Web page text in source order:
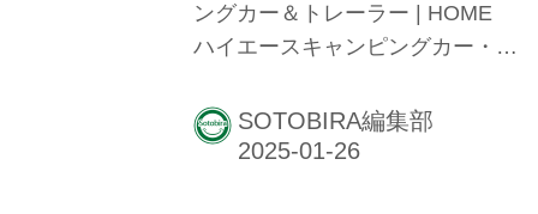
ングカー＆トレーラー | HOME
ハイエースキャンピングカー・オ
デリカD５クルーズ、軽キャン、
国産トレーラー・トレイルワーク
SOTOBIRA編集部